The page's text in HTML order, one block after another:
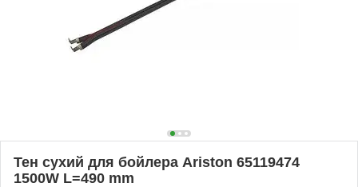
Тен сухий для бойлера Ariston 65119474
1500W L=490 mm